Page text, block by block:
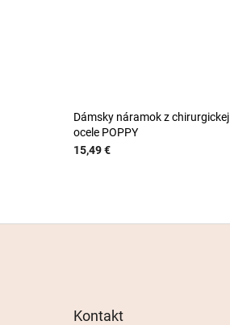
Dámsky náramok z chirurgickej
ocele POPPY
15,49 €
Kontakt